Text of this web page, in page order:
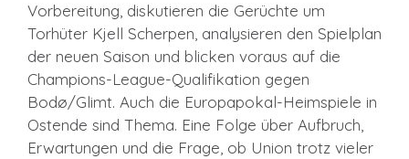
Vorbereitung, diskutieren die Gerüchte um
Torhüter Kjell Scherpen, analysieren den Spielplan
der neuen Saison und blicken voraus auf die
Champions-League-Qualifikation gegen
Bodø/Glimt. Auch die Europapokal-Heimspiele in
Ostende sind Thema. Eine Folge über Aufbruch,
Erwartungen und die Frage, ob Union trotz vieler